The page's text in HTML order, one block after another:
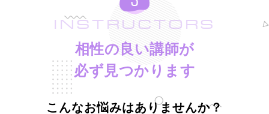
INSTRUCTORS
相性の良い講師が
必ず見つかります
こんなお悩みはありませんか？